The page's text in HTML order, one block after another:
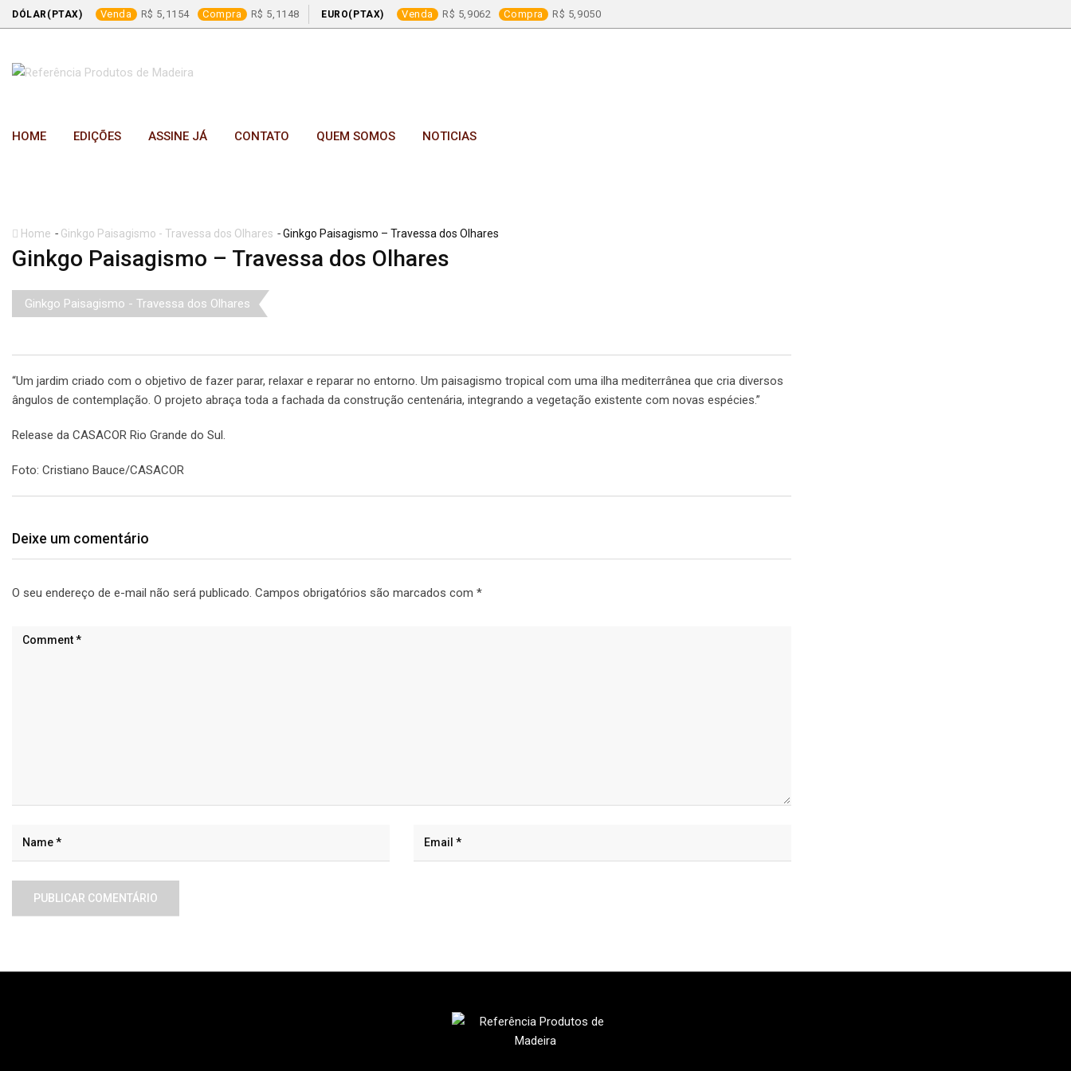
DÓLAR(PTAX) Venda 5,1154 Compra 5,1148 EURO(PTAX) Venda 5,9062 Compra 5,9050
content
HOME EDIÇÕES ASSINE JÁ CONTATO QUEM SOMOS NOTICIAS
Home - Ginkgo Paisagismo - Travessa dos Olhares -Ginkgo Paisagismo – Travessa dos Olhares
Ginkgo Paisagismo – Travessa dos Olhares
Ginkgo Paisagismo - Travessa dos Olhares
“Um jardim criado com o objetivo de fazer parar, relaxar e reparar no entorno. Um paisagismo tropical com uma ilha mediterrânea que cria diversos
ângulos de contemplação. O projeto abraça toda a fachada da construção centenária, integrando a vegetação existente com novas espécies.”
Release da CASACOR Rio Grande do Sul.
Foto: Cristiano Bauce/CASACOR
Deixe um comentário
O seu endereço de e-mail não será publicado. Campos obrigatórios são marcados com *